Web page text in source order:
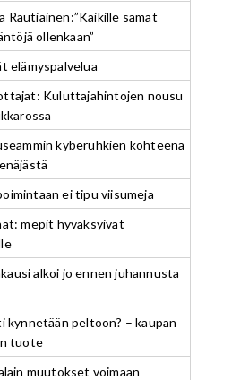
Rautiainen:”Kaikille samat
ollenkaan”
elämyspalvelua
Kuluttajahintojen nousu
kyberuhkien kohteena
ei tipu viisumeja
mepit hyväksyivät
alkoi jo ennen juhannusta
kynnetään peltoon? – kaupan
tuote
muutokset voimaan